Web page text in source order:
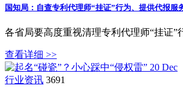
国知局：自查专利代理师“挂证”行为、提供代报
各省局要高度重视清理专利代理师“挂证
查看详细 >>
20 Dec
行业资讯 3691